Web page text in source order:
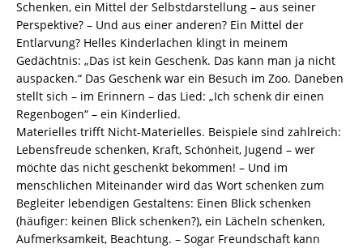
Schenken, ein Mittel der Selbstdarstellung – aus seiner
Perspektive? – Und aus einer anderen? Ein Mittel der
Entlarvung? Helles Kinderlachen klingt in meinem
Gedächtnis: „Das ist kein Geschenk. Das kann man ja nicht
auspacken.“ Das Geschenk war ein Besuch im Zoo. Daneben
stellt sich – im Erinnern – das Lied: „Ich schenk dir einen
Regenbogen“ – ein Kinderlied.
Materielles trifft Nicht-Materielles. Beispiele sind zahlreich:
Lebensfreude schenken, Kraft, Schönheit, Jugend – wer
möchte das nicht geschenkt bekommen! – Und im
menschlichen Miteinander wird das Wort schenken zum
Begleiter lebendigen Gestaltens: Einen Blick schenken
(häufiger: keinen Blick schenken?), ein Lächeln schenken,
Aufmerksamkeit, Beachtung. – Sogar Freundschaft kann